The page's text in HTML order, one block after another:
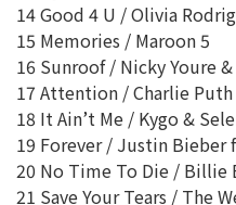
14 Good 4 U / Olivia
15 Memories / Maroon 5
16 Sunroof / Nicky Youre
17 Attention / Charlie Puth
18 It Ain’t Me / Kygo &
19 Forever / Justin Bieber
20 No Time To Die / Billie
21 Save Your Tears / The